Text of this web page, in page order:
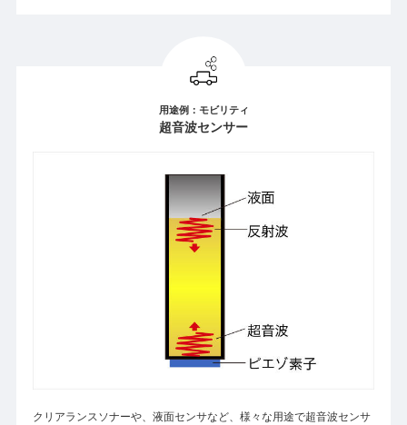
用途例：モビリティ
超音波センサー
クリアランスソナーや、液面センサなど、様々な用途で超音波センサ